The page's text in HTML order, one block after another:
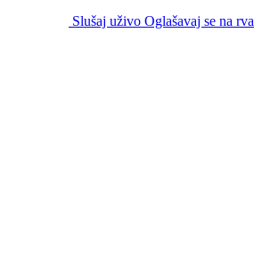
Slušaj uživo Oglašavaj se na rva